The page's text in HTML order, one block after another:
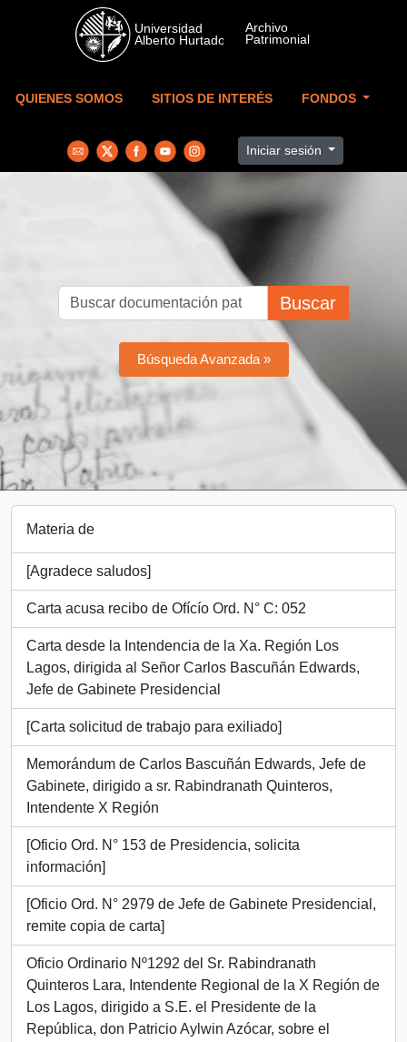
Skip to main content
QUIENES SOMOS SITIOS DE INTERÉS FONDOS
Iniciar sesión
Buscar
Búsqueda Avanzada »
Materia de
[Agradece saludos]
Carta acusa recibo de Ofícío Ord. N° C: 052
Carta desde la Intendencia de la Xa. Región Los
Lagos, dirigida al Señor Carlos Bascuñán Edwards,
Jefe de Gabinete Presidencial
[Carta solicitud de trabajo para exiliado]
Memorándum de Carlos Bascuñán Edwards, Jefe de
Gabinete, dirigido a sr. Rabindranath Quinteros,
Intendente X Región
[Oficio Ord. N° 153 de Presidencia, solicita
información]
[Oficio Ord. N° 2979 de Jefe de Gabinete Presidencial,
remite copia de carta]
Oficio Ordinario Nº1292 del Sr. Rabindranath
Quinteros Lara, Intendente Regional de la X Región de
Los Lagos, dirigido a S.E. el Presidente de la
República, don Patricio Aylwin Azócar, sobre el